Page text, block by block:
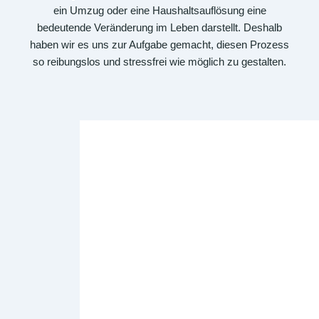
ein Umzug oder eine Haushaltsauflösung eine
bedeutende Veränderung im Leben darstellt. Deshalb
haben wir es uns zur Aufgabe gemacht, diesen Prozess
so reibungslos und stressfrei wie möglich zu gestalten.